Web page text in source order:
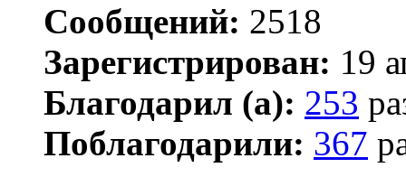
Сообщений: 2518
Зарегистрирован: 19
Благодарил (а): 253
Поблагодарили: 367